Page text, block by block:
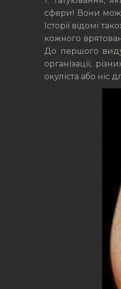
сфери! Вони
Історії відомі
кожного
До першого виду
організації,
окуліста або ніс